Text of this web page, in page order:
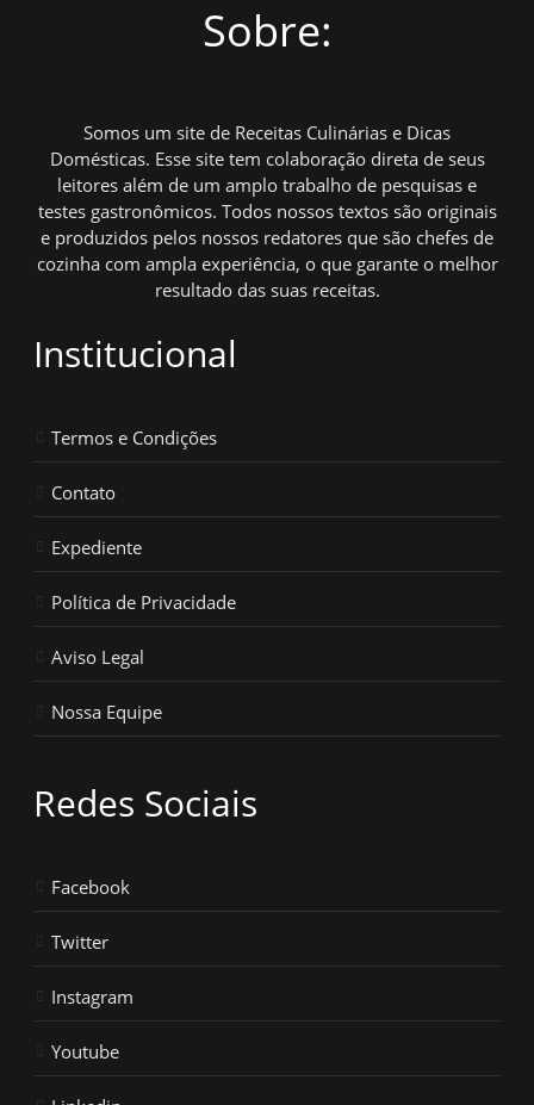
Sobre:
Somos um site de Receitas Culinárias e Dicas
Domésticas. Esse site tem colaboração direta de seus
leitores além de um amplo trabalho de pesquisas e
testes gastronômicos. Todos nossos textos são originais
e produzidos pelos nossos redatores que são chefes de
cozinha com ampla experiência, o que garante o melhor
resultado das suas receitas.
Institucional
Termos e Condições
Contato
Expediente
Política de Privacidade
Aviso Legal
Nossa Equipe
Redes Sociais
Facebook
Twitter
Instagram
Youtube